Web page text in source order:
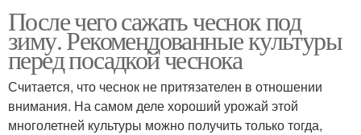
После чего сажать чеснок под
зиму. Рекомендованные культуры
перед посадкой чеснока
Считается, что чеснок не притязателен в отношении
внимания. На самом деле хороший урожай этой
многолетней культуры можно получить только тогда,